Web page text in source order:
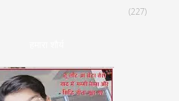
(227)